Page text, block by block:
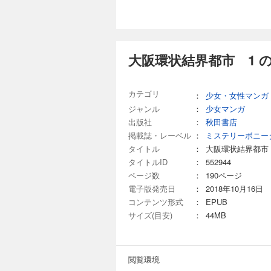
大阪環状結界都市 1
カテゴリ ：
少女・女性マンガ
ジャンル
：
少女マンガ
出版社
：
秋田書店
掲載誌・レーベル ：
ミステリーボニー
タイトル
：
大阪環状結界都市
タイトルID
：
552944
ページ数
：
190ページ
電子版発売日
：
2018年10月16日
コンテンツ形式
：
EPUB
サイズ(目安)
： 44MB
閲覧環境